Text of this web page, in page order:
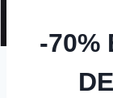
-70%